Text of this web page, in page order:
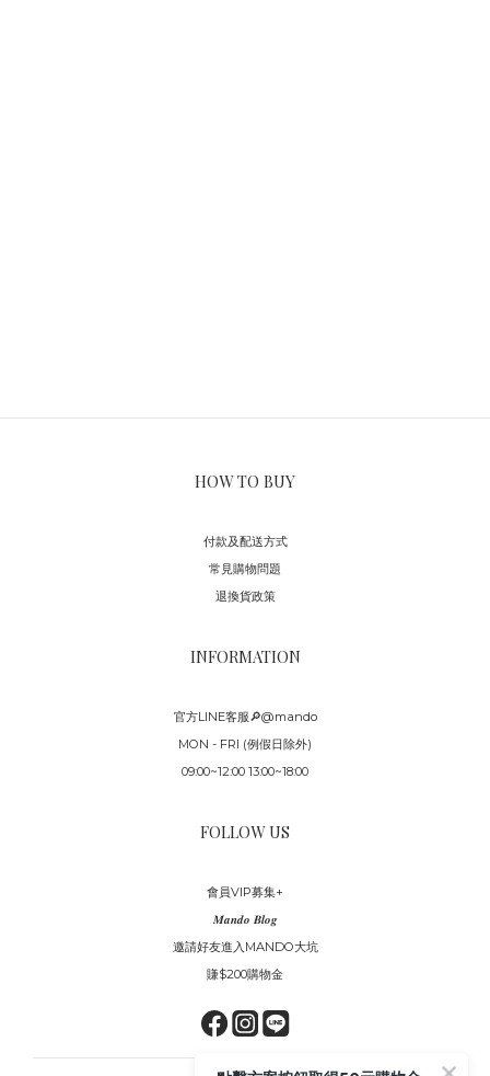
HOW TO BUY
付款及配送方式
常見購物問題
退換貨政策
INFORMATION
官方LINE客服🔎@mando
MON - FRI (例假日除外)
09:00~12:00 13:00~18:00
FOLLOW US
會員VIP募集+
𝑴𝒂𝒏𝒅𝒐 𝑩𝒍𝒐𝒈
邀請好友進入MANDO大坑
賺$200購物金